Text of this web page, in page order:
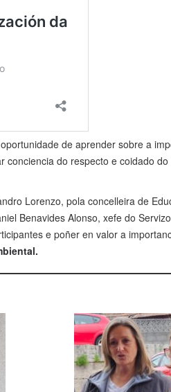
de aprender sobre a
conciencia do respecto e coidado do
Lorenzo, pola concelleira de
Benavides Alonso, xefe do Servizo
e poñer en valor a